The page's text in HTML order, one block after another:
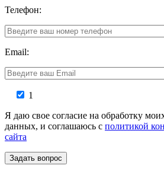
Телефон:
Email:
1
Я даю свое согласие на обработку
данных, и соглашаюсь с политикой
сайта
Задать вопрос